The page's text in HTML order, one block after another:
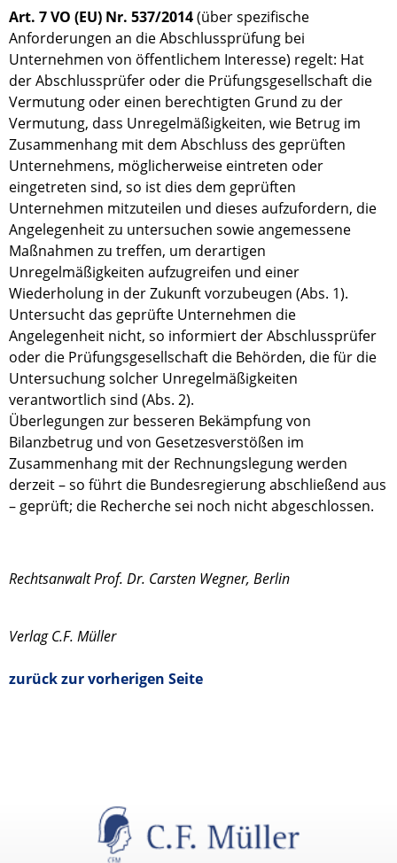
Art. 7 VO (EU) Nr. 537/2014(über spezifische
Anforderungen an die Abschlussprüfung bei
Unternehmen von öffentlichem Interesse) regelt: Hat
der Abschlussprüfer oder die Prüfungsgesellschaft die
Vermutung oder einen berechtigten Grund zu der
Vermutung, dass Unregelmäßigkeiten, wie Betrug im
Zusammenhang mit dem Abschluss des geprüften
Unternehmens, möglicherweise eintreten oder
eingetreten sind, so ist dies dem geprüften
Unternehmen mitzuteilen und dieses aufzufordern, die
Angelegenheit zu untersuchen sowie angemessene
Maßnahmen zu treffen, um derartigen
Unregelmäßigkeiten aufzugreifen und einer
Wiederholung in der Zukunft vorzubeugen (Abs. 1).
Untersucht das geprüfte Unternehmen die
Angelegenheit nicht, so informiert der Abschlussprüfer
oder die Prüfungsgesellschaft die Behörden, die für die
Untersuchung solcher Unregelmäßigkeiten
verantwortlich sind (Abs. 2).
Überlegungen zur besseren Bekämpfung von
Bilanzbetrug und von Gesetzesverstößen im
Zusammenhang mit der Rechnungslegung werden
derzeit – so führt die Bundesregierung abschließend aus
– geprüft; die Recherche sei noch nicht abgeschlossen.
Rechtsanwalt Prof. Dr. Carsten Wegner, Berlin
Verlag C.F. Müller
zurück zur vorherigen Seite